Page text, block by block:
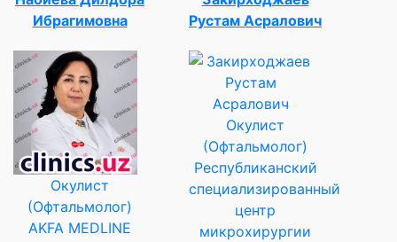
Ибрагимовна
Окулист
(Офтальмолог)
AKFA MEDLINE
Рустам Асралович
Окулист
(Офтальмолог)
Республиканский
специализированный
центр
микрохирургии